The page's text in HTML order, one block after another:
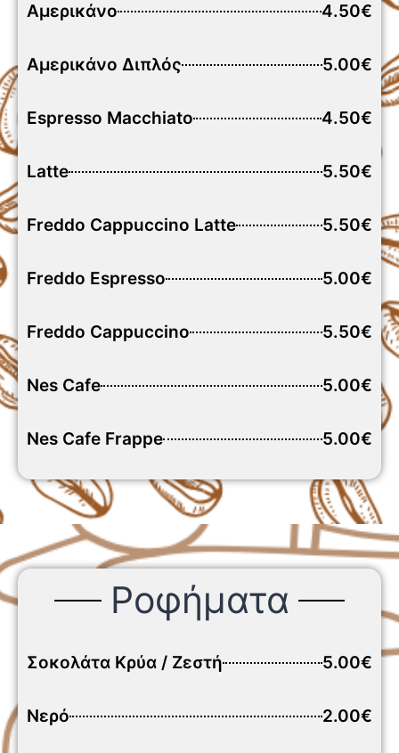
Αμερικάνο 4.50€
Αμερικάνο Διπλός 5.00€
Espresso Macchiato 4.50€
Latte 5.50€
Freddo Cappuccino Latte 5.50€
Freddo Espresso 5.00€
Freddo Cappuccino 5.50€
Nes Cafe 5.00€
Nes Cafe Frappe 5.00€
Ροφήματα
Σοκολάτα Κρύα / Ζεστή 5.00€
Νερό 2.00€